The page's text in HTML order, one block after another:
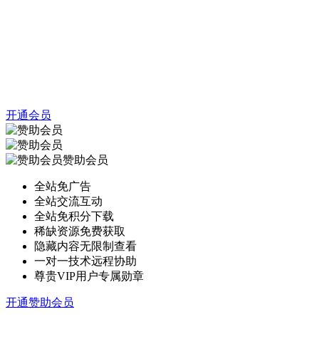
开通会员
赞助会员
全站免广告
全站交流互动
全站免积分下载
稀缺资源免费获取
隐藏内容无限制查看
一对一技术远程协助
尊贵VIP用户专属勋章
开通赞助会员